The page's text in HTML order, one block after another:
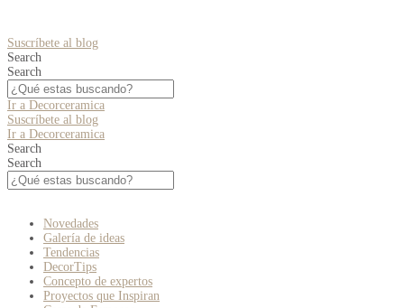
Suscríbete al blog
Search
Search
Ir a Decorceramica
Suscríbete al blog
Ir a Decorceramica
Search
Search
Novedades
Galería de ideas
Tendencias
DecorTips
Concepto de expertos
Proyectos que Inspiran